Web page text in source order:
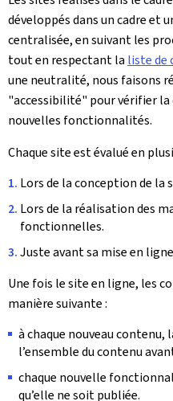
développés dans un cadre et
centralisée, en suivant les
tout en respectant la liste de
une neutralité, nous faisons
"accessibilité" pour vérifier
nouvelles fonctionnalités.
Chaque site est évalué en
Lors de la conception de la
Lors de la réalisation des
fonctionnelles.
Juste avant sa mise en
Une fois le site en ligne, les
manière suivante :
à chaque nouveau contenu,
l’ensemble du contenu
chaque nouvelle
qu’elle ne soit publiée.